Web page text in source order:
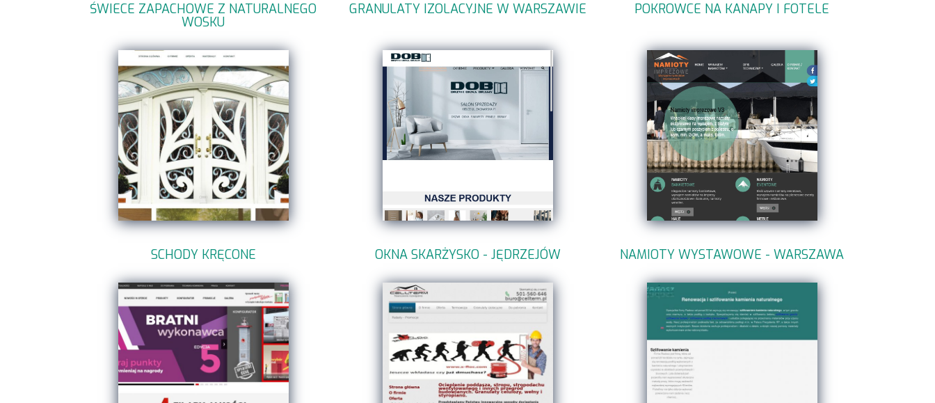
ŚWIECE ZAPACHOWE Z NATURALNEGO
WOSKU
GRANULATY IZOLACYJNE W WARSZAWIE POKROWCE NA KANAPY I FOTELE
SCHODY KRĘCONE OKNA SKARŻYSKO - JĘDRZEJÓW NAMIOTY WYSTAWOWE - WARSZAWA